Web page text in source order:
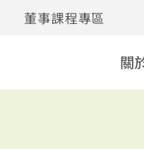
董事課程專區
關